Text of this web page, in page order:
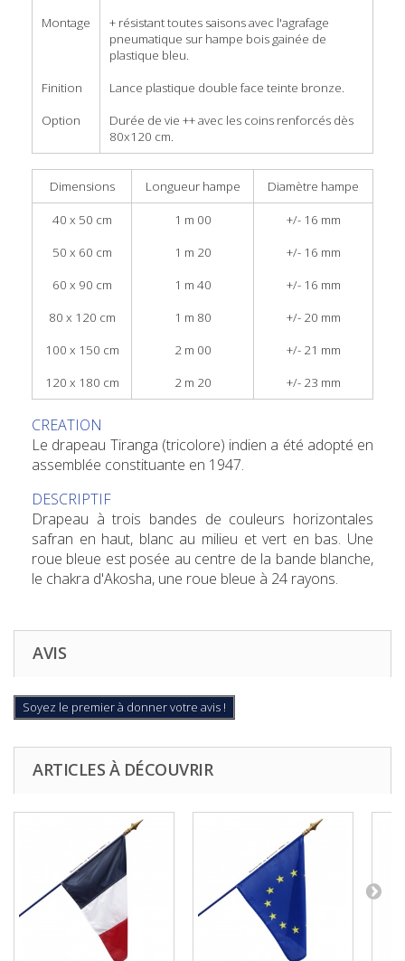
Montage
+ résistant toutes saisons avec l'agrafage
pneumatique sur hampe bois gainée de
plastique bleu.
Finition
Lance plastique double face teinte bronze.
Option
Durée de vie ++ avec les coins renforcés dès
80x120 cm.
Dimensions Longueur hampe Diamètre hampe
40 x 50 cm 1 m 00
+/- 16 mm
50 x 60 cm
1 m 20
+/- 16 mm
60 x 90 cm
1 m 40
+/- 16 mm
80 x 120 cm
1 m 80
+/- 20 mm
100 x 150 cm
2 m 00
+/- 21 mm
120 x 180 cm
2 m 20 +/- 23 mm
CREATION
Le drapeau Tiranga (tricolore) indien a été adopté en
assemblée constituante en 1947.
DESCRIPTIF
Drapeau à trois bandes de couleurs horizontales
safran en haut, blanc au milieu et vert en bas. Une
roue bleue est posée au centre de la bande blanche,
le chakra d'Akosha, une roue bleue à 24 rayons.
AVIS
Soyez le premier à donner votre avis !
ARTICLES À DÉCOUVRIR